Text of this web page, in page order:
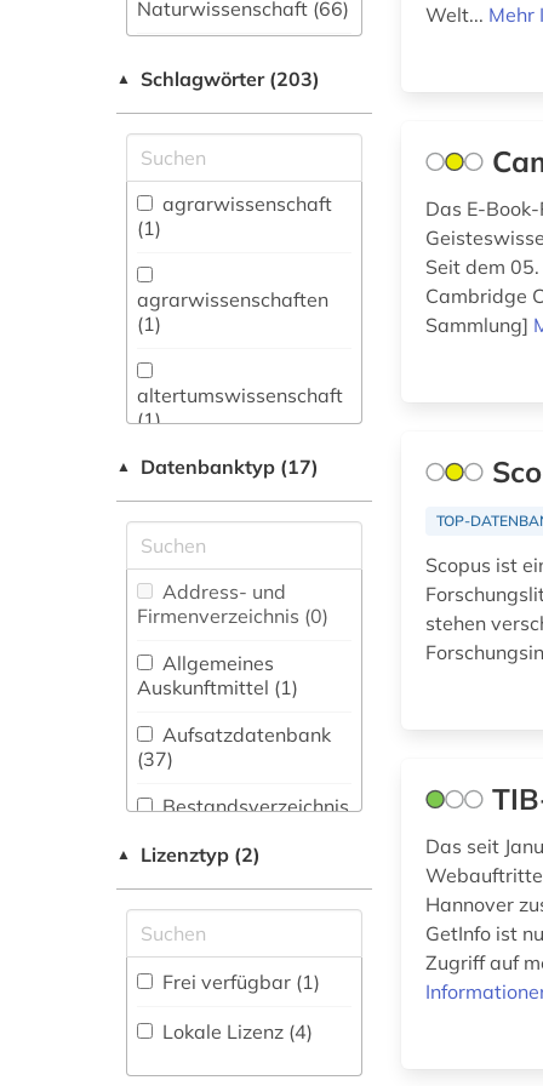
Naturwissenschaft (66)
fachübergreifende
Allgemeine und
vergleichende Sprach-
und
Literaturwissenschaft.
Außereuropäische
Sprachen und
Literaturen (11)
Amerikanistik (5)
Vermessungswesen
(16)
Biologie,
Biotechnologie (44)
Buch- und
Bibliothekswesen,
Informationswissenschaft
(3)
Chemie und
Elektrotechnik,
Elektronik,
Nachrichtentechnik (17)
Energietechnik (19)
Ethnologie (7)
Geographie (9)
▲ Schlagwörter (203)
agrarwissenschaft
(1)
agrarwissenschaften
(1)
altertumswissenschaft
(1)
angewandte
angewandte
wissenschaften (1)
anthropogene
aristoteles (1)
astronomie (1)
medien (2)
bekker (1)
▲ Datenbanktyp (17)
Address- und
Firmenverzeichnis (0)
Allgemeines
Auskunftmittel (1)
Aufsatzdatenbank
(37)
Bestandsverzeichnis
Buchhandelsverzeichnis
Disziplinäre
Forschungsdatenrepositorien
▲ Lizenztyp (2)
Frei verfügbar (1)
Lokale Lizenz (4)
Welt... Mehr
Das E-
Seit dem
Cambridge
Sammlung]
TOP-
Scopus ist
stehen
Das seit
Hannover
GetInfo ist
Zugriff auf